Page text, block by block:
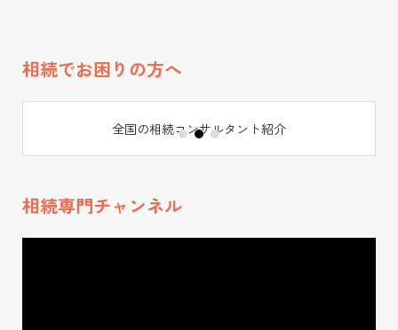
相続でお困りの方へ
全国の相続コンサルタント紹介
相続専門チャンネル